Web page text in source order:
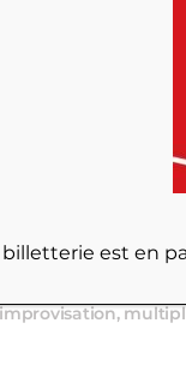
au Hangar à
une
créations
est en